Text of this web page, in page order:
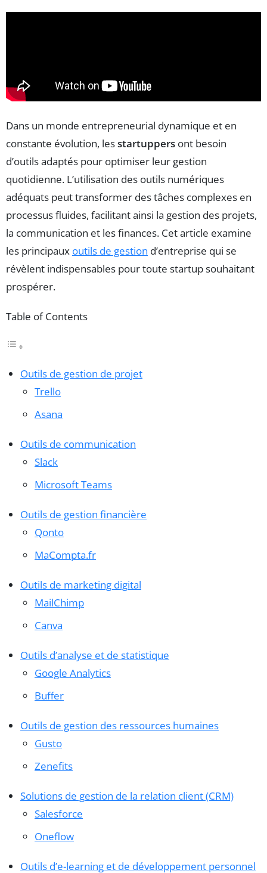
Dans un monde entrepreneurial dynamique et en
constante évolution, lesstartuppers ont besoin
d’outils adaptés pour optimiser leur gestion
quotidienne. L’utilisation des outils numériques
adéquats peut transformer des tâches complexes en
processus fluides, facilitant ainsi la gestion des projets,
la communication et les finances. Cet article examine
les principaux outils de gestion d’entreprise qui se
révèlent indispensables pour toute startup souhaitant
prospérer.
Table of Contents
Outils de gestion de projet
Trello
Asana
Outils de communication
Slack
Microsoft Teams
Outils de gestion financière
Qonto
MaCompta.fr
Outils de marketing digital
MailChimp
Canva
Outils d’analyse et de statistique
Google Analytics
Buffer
Outils de gestion des ressources humaines
Gusto
Zenefits
Solutions de gestion de la relation client (CRM)
Salesforce
Oneflow
Outils d’e-learning et de développement personnel